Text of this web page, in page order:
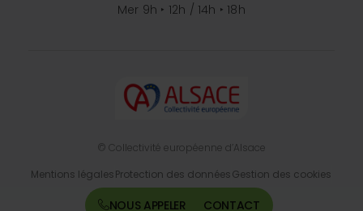
NOUS APPELER CONTACT
Mer 9h ‣ 12h / 14h ‣ 18h
© Collectivité européenne d’Alsace
Mentions légalesProtection des donnéesGestion des cookies